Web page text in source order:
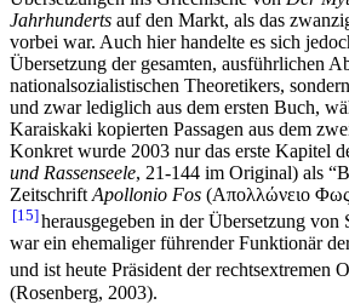
Jahrhunderts auf den Markt, als das
vorbei war. Auch hier handelte es sich
Übersetzung der gesamten, ausführlichen
nationalsozialistischen Theoretikers,
und zwar lediglich aus dem ersten Buch,
Karaiskaki kopierten Passagen aus dem
Konkret wurde 2003 nur das erste Kapitel
und Rassenseele, 21-144 im Original) als
Zeitschrift Apollonio Fos (Απολλώνειο
15 herausgegeben in der Übersetzung von
war ein ehemaliger führender Funktionär
und ist heute Präsident der rechtsextremen
(Rosenberg, 2003).